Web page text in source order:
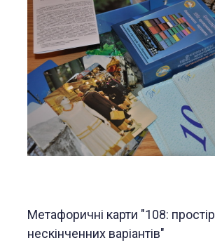
Метафоричні карти "108: простір
нескінченних варіантів"